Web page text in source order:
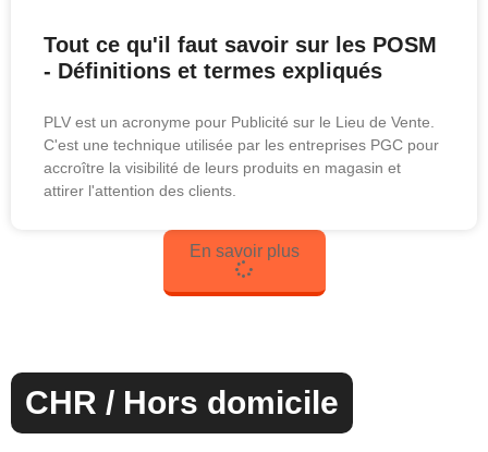
Tout ce qu'il faut savoir sur les POSM
- Définitions et termes expliqués
PLV est un acronyme pour Publicité sur le Lieu de Vente.
C'est une technique utilisée par les entreprises PGC pour
accroître la visibilité de leurs produits en magasin et
attirer l'attention des clients.
En savoir plus
CHR / Hors domicile